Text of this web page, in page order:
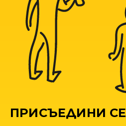
ПРИСЪЕДИНИ СЕ